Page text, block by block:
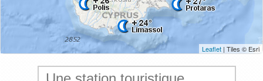
Leaflet | Tiles © Esri